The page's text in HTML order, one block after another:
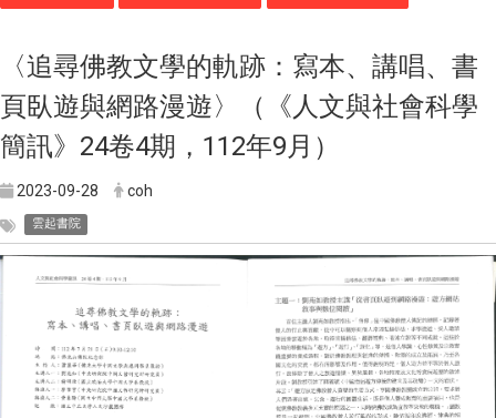
〈追尋佛教文學的軌跡：寫本、講唱、書
頁臥遊與網路漫遊〉（《人文與社會科學
簡訊》24卷4期，112年9月）
2023-09-28 coh
雲起書院